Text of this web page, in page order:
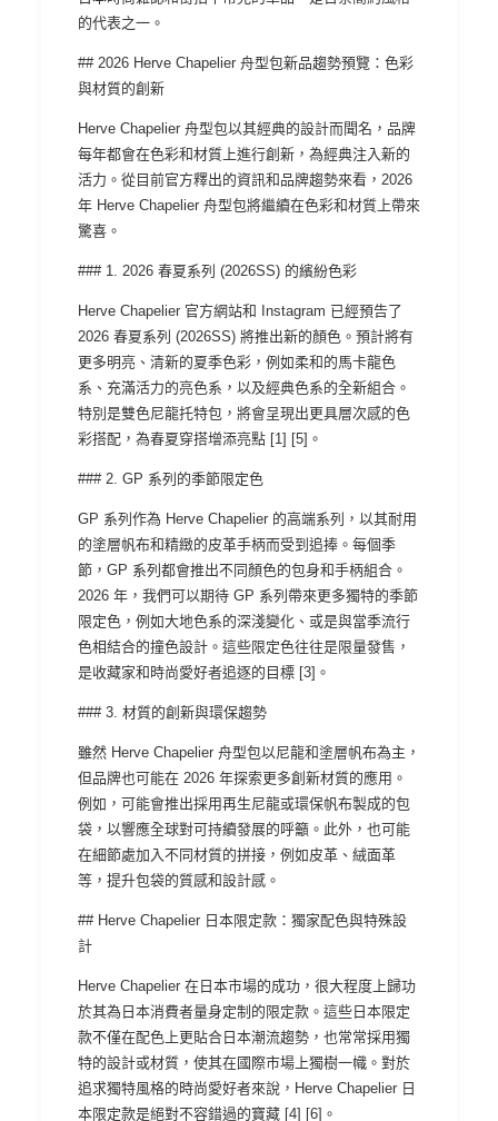
的代表之一。
## 2026 Herve Chapelier 舟型包新品趨勢預覽：色彩
與材質的創新
Herve Chapelier 舟型包以其經典的設計而聞名，品牌
每年都會在色彩和材質上進行創新，為經典注入新的
活力。從目前官方釋出的資訊和品牌趨勢來看，2026
年 Herve Chapelier 舟型包將繼續在色彩和材質上帶來
驚喜。
### 1. 2026 春夏系列 (2026SS) 的繽紛色彩
Herve Chapelier 官方網站和 Instagram 已經預告了
2026 春夏系列 (2026SS) 將推出新的顏色。預計將有
更多明亮、清新的夏季色彩，例如柔和的馬卡龍色
系、充滿活力的亮色系，以及經典色系的全新組合。
特別是雙色尼龍托特包，將會呈現出更具層次感的色
彩搭配，為春夏穿搭增添亮點 [1] [5]。
### 2. GP 系列的季節限定色
GP 系列作為 Herve Chapelier 的高端系列，以其耐用
的塗層帆布和精緻的皮革手柄而受到追捧。每個季
節，GP 系列都會推出不同顏色的包身和手柄組合。
2026 年，我們可以期待 GP 系列帶來更多獨特的季節
限定色，例如大地色系的深淺變化、或是與當季流行
色相結合的撞色設計。這些限定色往往是限量發售，
是收藏家和時尚愛好者追逐的目標 [3]。
### 3. 材質的創新與環保趨勢
雖然 Herve Chapelier 舟型包以尼龍和塗層帆布為主，
但品牌也可能在 2026 年探索更多創新材質的應用。
例如，可能會推出採用再生尼龍或環保帆布製成的包
袋，以響應全球對可持續發展的呼籲。此外，也可能
在細節處加入不同材質的拼接，例如皮革、絨面革
等，提升包袋的質感和設計感。
## Herve Chapelier 日本限定款：獨家配色與特殊設
計
Herve Chapelier 在日本市場的成功，很大程度上歸功
於其為日本消費者量身定制的限定款。這些日本限定
款不僅在配色上更貼合日本潮流趨勢，也常常採用獨
特的設計或材質，使其在國際市場上獨樹一幟。對於
追求獨特風格的時尚愛好者來說，Herve Chapelier 日
本限定款是絕對不容錯過的寶藏 [4] [6]。